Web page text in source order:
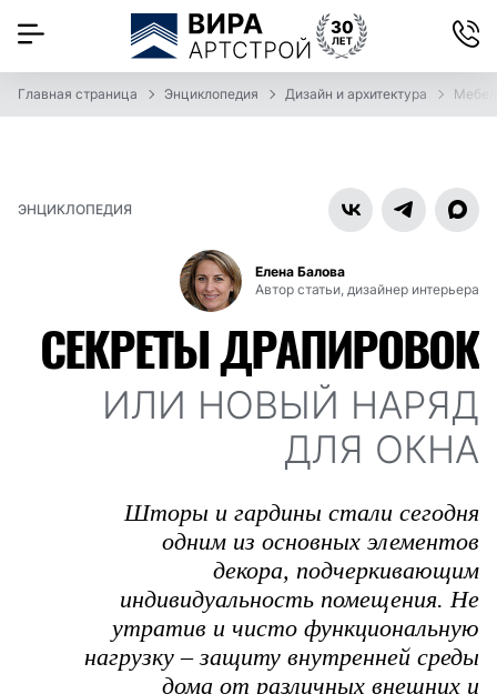
Главная страница Энциклопедия Дизайн и архитектура
ЭНЦИКЛОПЕДИЯ
Елена Балова
Автор статьи, дизайнер интерьера
СЕКРЕТЫ ДРАПИРОВОК
ИЛИ НОВЫЙ НАРЯД
ДЛЯ ОКНА
Шторы и гардины стали сегодня
одним из основных элементов
декора, подчеркивающим
индивидуальность помещения. Не
утратив и чисто функциональную
нагрузку – защиту внутренней среды
дома от различных внешних и